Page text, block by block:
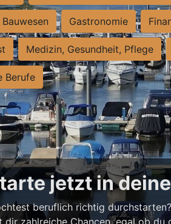
Gastronomie
Medizin, Gesundheit, Pflege
Berufe
jetzt in
beruflich richtig